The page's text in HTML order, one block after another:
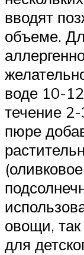
вводят
объеме.
воде 10-
течение
пюре
овощи,
для